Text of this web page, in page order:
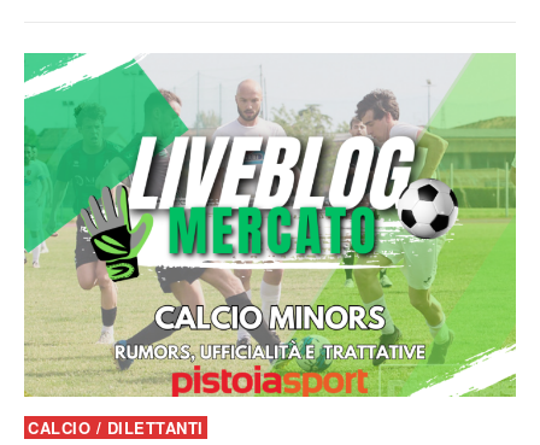
CALCIO / DILETTANTI